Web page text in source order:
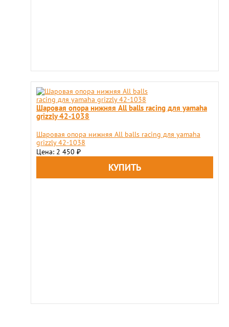
Шаровая опора нижняя All balls racing для yamaha
grizzly 42-1038
Шаровая опора нижняя All balls racing для yamaha
grizzly 42-1038
Цена: 2 450 ₽